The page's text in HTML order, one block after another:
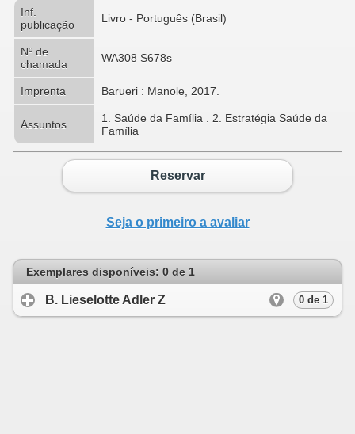
Inf.
publicação
Livro - Português (Brasil)
Nº de
chamada
WA308 S678s
Imprenta Barueri : Manole, 2017.
Assuntos
1. Saúde da Família . 2. Estratégia Saúde da
Família
Reservar
Seja o primeiro a avaliar
Exemplares disponíveis: 0 de 1
B. Lieselotte Adler Z 0 de 1
click to expand